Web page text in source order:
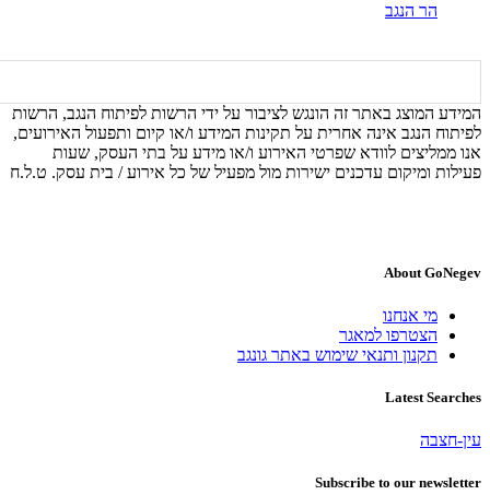
הר הנגב
המידע המוצג באתר זה הונגש לציבור על ידי הרשות לפיתוח הנגב, הרשות
לפיתוח הנגב אינה אחרית על תקינות המידע ו/או קיום ותפעול האירועים,
אנו ממליצים לוודא שפרטי האירוע ו/או מידע על בתי העסק, שעות
פעילות ומיקום עדכנים ישירות מול מפעיל של כל אירוע / בית עסק. ט.ל.ח
About GoNegev
מי אנחנו
הצטרפו למאגר
תקנון ותנאי שימוש באתר גונגב
Latest Searches
עין-חצבה
Subscribe to our newsletter